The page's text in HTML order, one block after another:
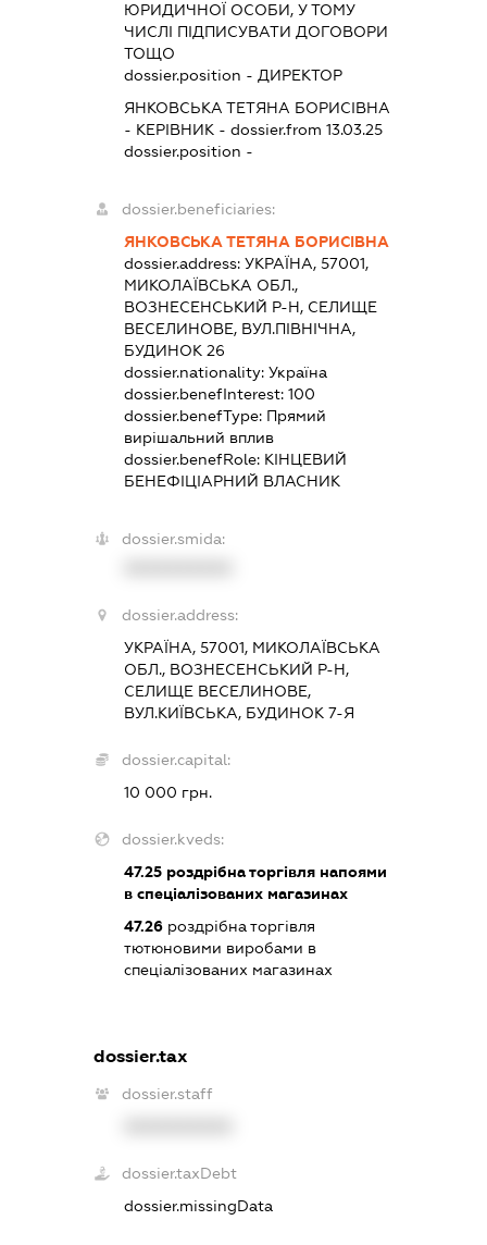
ЮРИДИЧНОЇ ОСОБИ, У ТОМУ
ЧИСЛІ ПІДПИСУВАТИ ДОГОВОРИ
ТОЩО
dossier.position - ДИРЕКТОР
ЯНКОВСЬКА ТЕТЯНА БОРИСІВНА
- КЕРІВНИК - dossier.from 13.03.25
dossier.position -
dossier.beneficiaries:
ЯНКОВСЬКА ТЕТЯНА БОРИСІВНА
dossier.address:УКРАЇНА, 57001,
МИКОЛАЇВСЬКА ОБЛ.,
ВОЗНЕСЕНСЬКИЙ Р-Н, СЕЛИЩЕ
ВЕСЕЛИНОВЕ, ВУЛ.ПІВНІЧНА,
БУДИНОК 26
dossier.nationality:Україна
dossier.benefInterest:100
dossier.benefType: Прямий
вирішальний вплив
dossier.benefRole: КІНЦЕВИЙ
БЕНЕФІЦІАРНИЙ ВЛАСНИК
dossier.smida:
dossier.address:
УКРАЇНА, 57001, МИКОЛАЇВСЬКА
ОБЛ., ВОЗНЕСЕНСЬКИЙ Р-Н,
СЕЛИЩЕ ВЕСЕЛИНОВЕ,
ВУЛ.КИЇВСЬКА, БУДИНОК 7-Я
dossier.capital:
10 000 грн.
dossier.kveds:
47.25 роздрібна торгівля напоями
в спеціалізованих магазинах
47.26 роздрібна торгівля
тютюновими виробами в
спеціалізованих магазинах
dossier.tax
dossier.staff
dossier.taxDebt
dossier.missingData